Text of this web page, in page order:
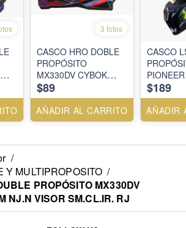
3 fotos
CASCO HRO DOBLE
PROPÓSITO
MX330DV CYBOK
AZ.M FC
$89
AÑADIR AL CARRITO
CASCO
V
$189
AÑADIR
/
Y MULTIPROPOSITO /
PROPÓSITO MX330DV
NJ.N VISOR SM.CL.IR. RJ